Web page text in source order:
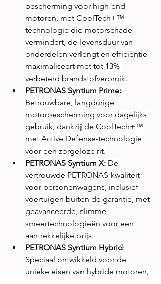
bescherming voor high-end
motoren, met CoolTech+™
technologie die motorschade
vermindert, de levensduur van
onderdelen verlengt en efficiëntie
maximaliseert met tot 13%
verbeterd brandstofverbruik.
PETRONAS Syntium Prime:
Betrouwbare, langdurige
motorbescherming voor dagelijks
gebruik, dankzij de CoolTech+™
met Active Defense-technologie
voor een zorgeloze rit.
PETRONAS Syntium X: De
vertrouwde PETRONAS-kwaliteit
voor personenwagens, inclusief
voertuigen buiten de garantie, met
geavanceerde, slimme
smeertechnologieën voor een
aantrekkelijke prijs.
PETRONAS Syntium Hybrid:
Speciaal ontwikkeld voor de
unieke eisen van hybride motoren,